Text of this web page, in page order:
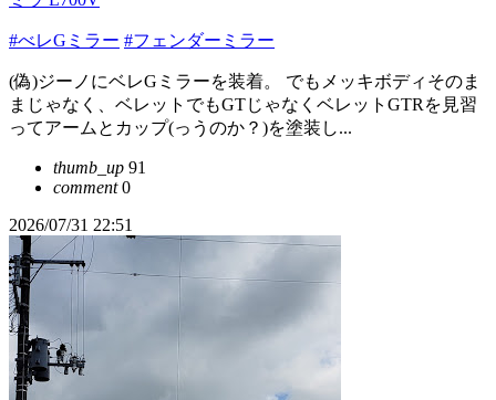
#べレGミラー #フェンダーミラー
(偽)ジーノにベレGミラーを装着。 でもメッキボディそのま
まじゃなく、ベレットでもGTじゃなくベレットGTRを見習
ってアームとカップ(っうのか？)を塗装し...
thumb_up 91
comment0
2026/07/31 22:51